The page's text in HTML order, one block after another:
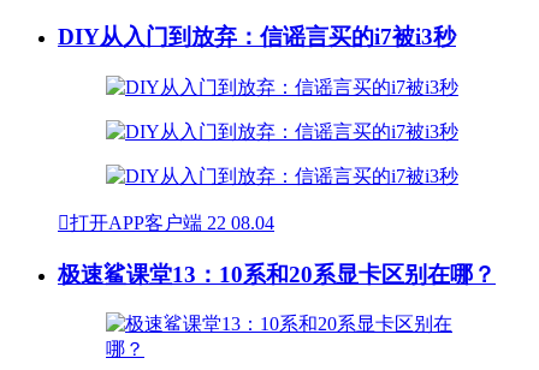
DIY从入门到放弃：信谣言买的i7被i3秒
打开APP客户端 22 08.04
极速鲨课堂13：10系和20系显卡区别在哪？